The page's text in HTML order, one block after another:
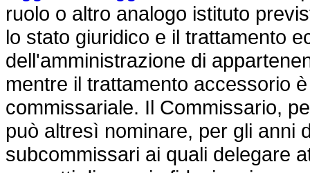
ruolo o altro analogo istituto
lo stato giuridico e il trattamento
dell'amministrazione di
mentre il trattamento accessorio
commissariale. Il Commissario,
può altresì nominare, per gli anni
subcommissari ai quali delegare